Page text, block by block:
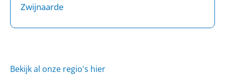
Zwijnaarde
Bekijk al onze regio's hier